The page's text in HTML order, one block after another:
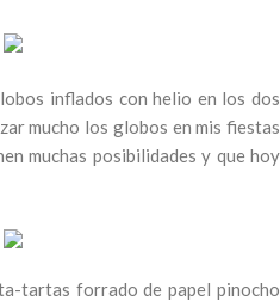
inflados con helio en los dos
mucho los globos en mis fiestas
muchas posibilidades y que hoy
tartas forrado de papel pinocho